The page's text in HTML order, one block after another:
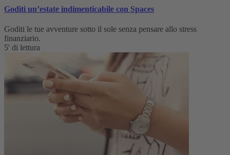
Goditi un’estate indimenticabile con Spaces
Goditi le tue avventure sotto il sole senza pensare allo stress
finanziario.
5' di lettura